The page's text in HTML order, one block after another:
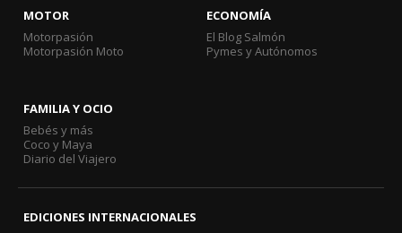
MOTOR
Motorpasión
Motorpasión Moto
ECONOMÍA
El Blog Salmón
Pymes y Autónomos
FAMILIA Y OCIO
Bebés y más
Coco y Maya
Diario del Viajero
EDICIONES INTERNACIONALES